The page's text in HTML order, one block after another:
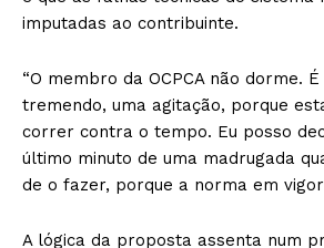
imputadas ao contribuinte.
“O membro da OCPCA não dorme.
tremendo, uma agitação, porque
correr contra o tempo. Eu posso
último minuto de uma madrugada
de o fazer, porque a norma em
A lógica da proposta assenta num